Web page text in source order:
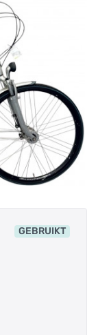
GEBRUIKT